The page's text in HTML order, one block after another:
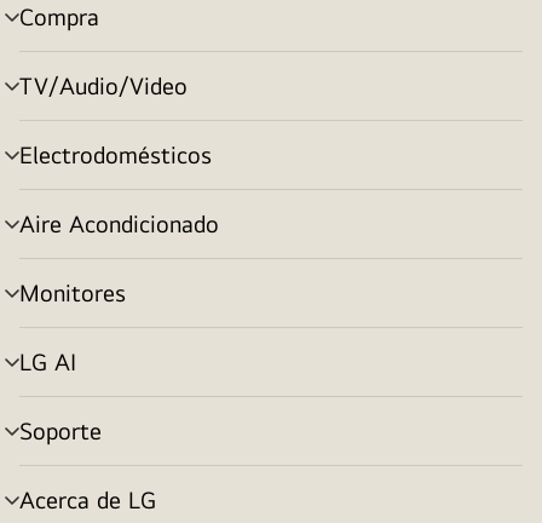
Compra
selector
de
menú
TV/Audio/Video
selector
de
menú
Electrodomésticos
selector
de
menú
Aire Acondicionado
selector
de
menú
Monitores
selector
de
menú
LG AI
selector
de
menú
Soporte
selector
de
menú
Acerca de LG
selector